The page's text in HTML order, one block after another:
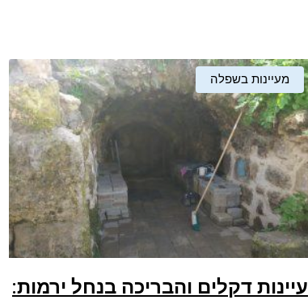
מעיינות בשפלה
עיינות דקלים והבריכה בנחל ירמות: